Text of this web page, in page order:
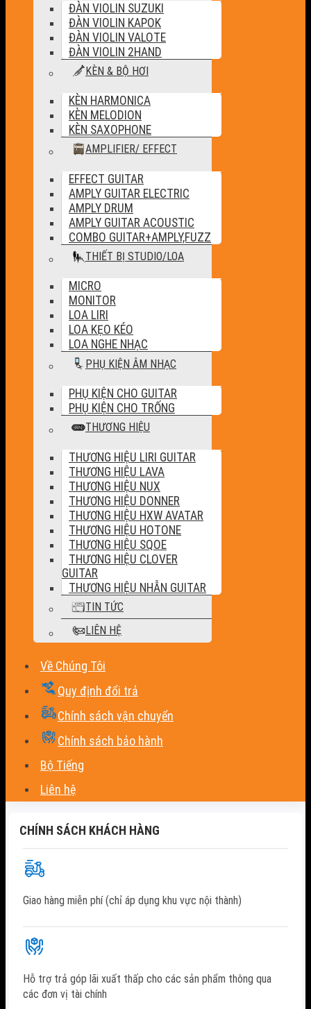
ĐÀN VIOLIN SUZUKI
ĐÀN VIOLIN KAPOK
ĐÀN VIOLIN VALOTE
ĐÀN VIOLIN 2HAND
KÈN & BỘ HƠI
KÈN HARMONICA
KÈN MELODION
KÈN SAXOPHONE
AMPLIFIER/ EFFECT
EFFECT GUITAR
AMPLY GUITAR ELECTRIC
AMPLY DRUM
AMPLY GUITAR ACOUSTIC
COMBO GUITAR+AMPLY,FUZZ
THIẾT BỊ STUDIO/LOA
MICRO
MONITOR
LOA LIRI
LOA KẸO KÉO
LOA NGHE NHẠC
PHỤ KIỆN ÂM NHẠC
PHỤ KIỆN CHO GUITAR
PHỤ KIỆN CHO TRỐNG
THƯƠNG HIỆU
THƯƠNG HIỆU LIRI GUITAR
THƯƠNG HIỆU LAVA
THƯƠNG HIỆU NUX
THƯƠNG HIỆU DONNER
THƯƠNG HIỆU HXW AVATAR
THƯƠNG HIỆU HOTONE
THƯƠNG HIỆU SQOE
THƯƠNG HIỆU CLOVER
GUITAR
THƯƠNG HIỆU NHẪN GUITAR
TIN TỨC
LIÊN HỆ
Về Chúng Tôi
Quy định đổi trả
Chính sách vận chuyển
Chính sách bảo hành
Bộ Tiếng
Liên hệ
CHÍNH SÁCH KHÁCH HÀNG
Giao hàng miễn phí (chỉ áp dụng khu vực nội thành)
Hỗ trợ trả góp lãi xuất thấp cho các sản phẩm thông qua
các đơn vị tài chính